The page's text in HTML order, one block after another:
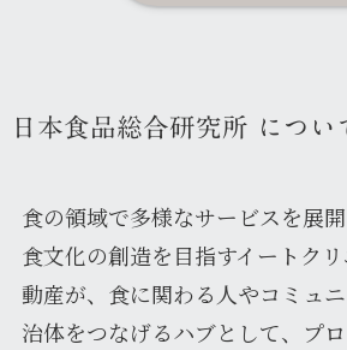
日本食品総合研究所 につい
食の領域で多様なサービスを展
食文化の創造を目指すイートク
動産が、食に関わる人やコミュ
治体をつなげるハブとして、プ